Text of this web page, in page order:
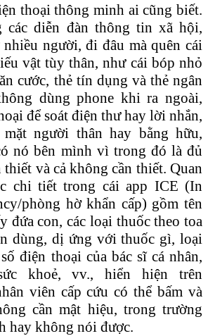
thoại thông minh ai cũng biết.
các diễn đàn thông tin xã hội,
người, đi đâu mà quên cái
vật tùy thân, như cái bóp nhỏ
cước, thẻ tín dụng và thẻ ngân
dùng phone khi ra ngoài,
để soát điện thư hay lời nhắn,
người thân hay bằng hữu,
nó bên mình vì trong đó là đủ
và cả không cần thiết. Quan
chi tiết trong cái app ICE (In
phòng hờ khẩn cấp) gồm tên
đứa con, các loại thuốc theo toa
dùng, dị ứng với thuốc gì, loại
điện thoại của bác sĩ cá nhân,
khoẻ, vv., hiển hiện trên
viên cấp cứu có thể bấm và
cần mật hiệu, trong trường
hay không nói được.